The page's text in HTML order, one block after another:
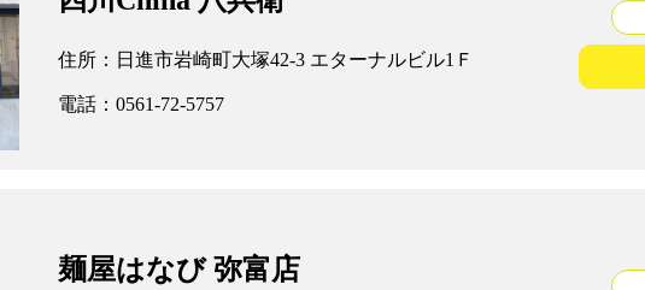
・組合加入のメリット
・組合加入申込用紙ダウンロード
・中華料理生活衛生同業組合一覧
住所：日進市岩崎町大塚42-3 エターナルビル1Ｆ
電話：0561-72-5757
麺屋はなび 弥富店